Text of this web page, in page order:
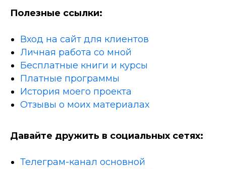
Полезные ссылки:
Вход на сайт для клиентов
Личная работа со мной
Бесплатные книги и курсы
Платные программы
История моего проекта
Отзывы о моих материалах
Давайте дружить в социальных сетях:
Телеграм-канал основной